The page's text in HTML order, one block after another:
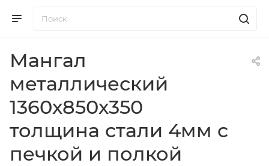
Мангал
металлический
1360х850х350
толщина стали 4мм с
печкой и полкой